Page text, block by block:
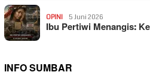
OPINI 5 Juni 2026
Ibu Pertiwi Menangis:
INFO SUMBAR